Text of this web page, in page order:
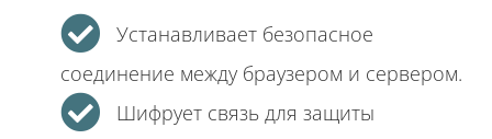
Устанавливает безопасное
соединение между браузером и сервером.
Шифрует связь для защиты